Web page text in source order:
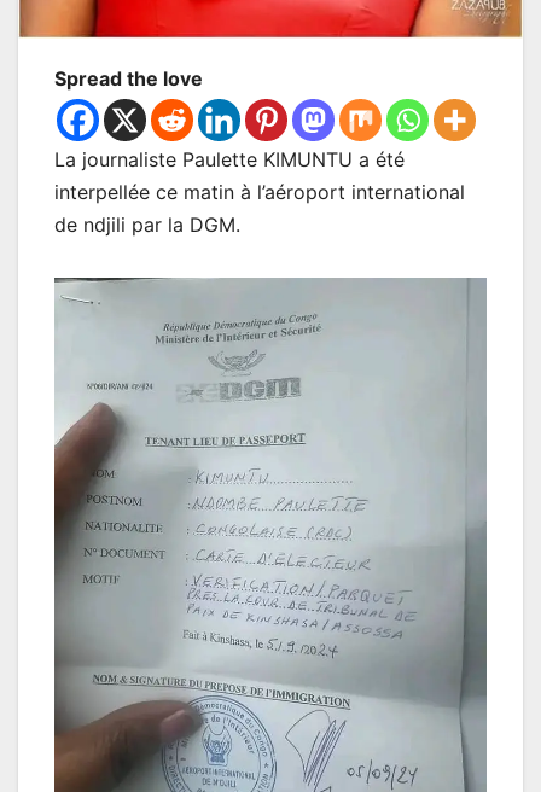
Spread the love
La journaliste Paulette KIMUNTU a été
interpellée ce matin à l’aéroport international
de ndjili par la DGM.